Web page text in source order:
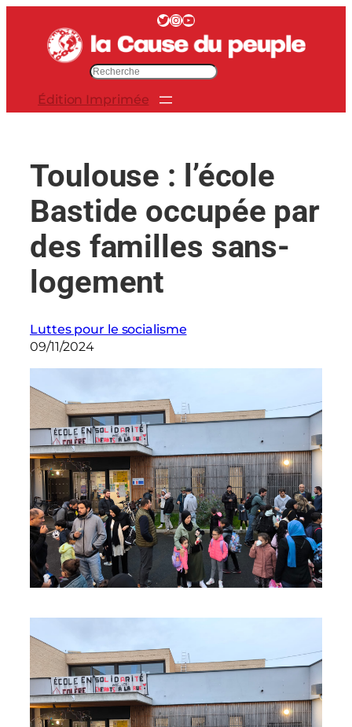
contenu
Twitter InstagramYouTube
e
r
Édition Imprimée
Toulouse : l’école
Bastide occupée par
des familles sans-
logement
Luttes pour le socialisme
09/11/2024